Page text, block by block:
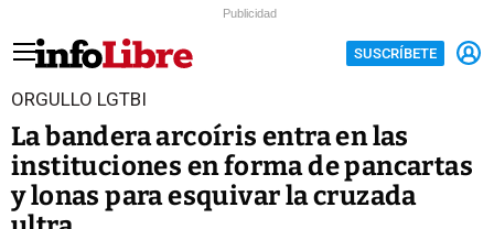
Publicidad
SUSCRÍBETE
ORGULLO LGTBI
La bandera arcoíris entra en las
instituciones en forma de pancartas
y lonas para esquivar la cruzada